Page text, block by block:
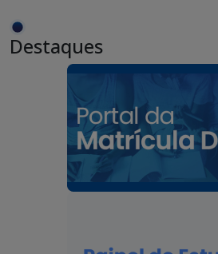
Destaques